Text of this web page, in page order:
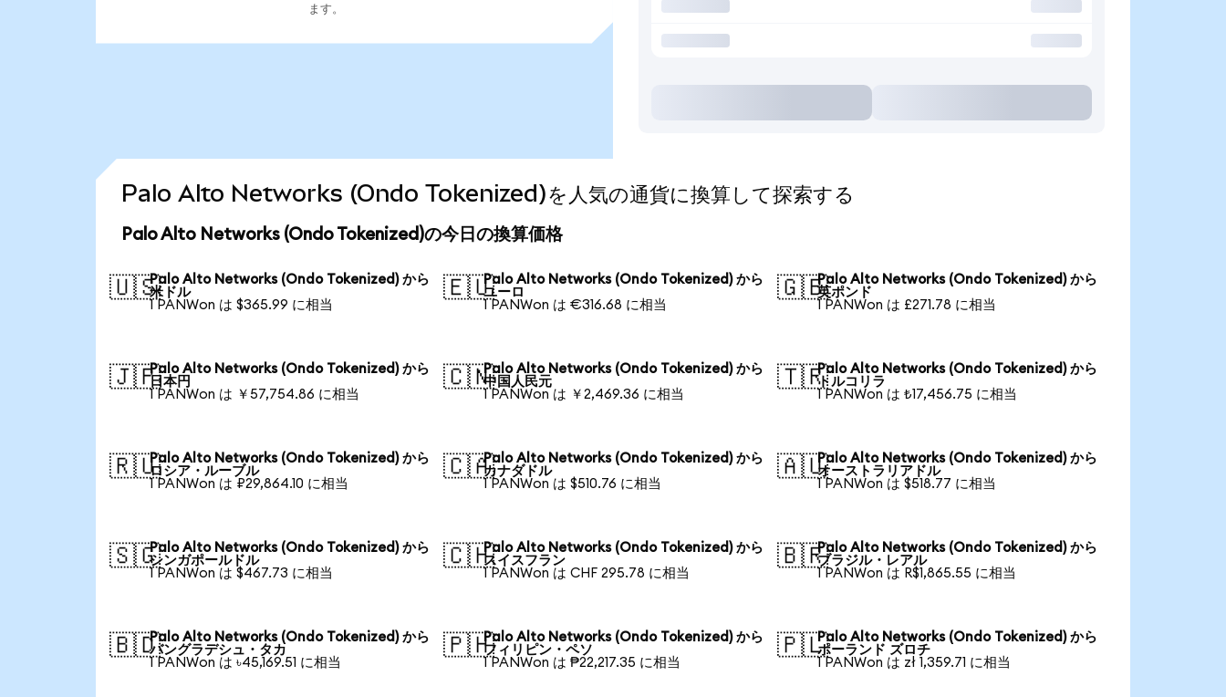
ます。
Palo Alto Networks (Ondo Tokenized)を人気の通貨に換算して探索する
Palo Alto Networks (Ondo Tokenized)の今日の換算価格
🇺🇸Palo Alto Networks (Ondo Tokenized) から
米ドル
1 PANWon は $365.99 に相当
🇪🇺Palo Alto Networks (Ondo Tokenized) から
ユーロ
1 PANWon は €316.68 に相当
🇬🇧Palo Alto Networks (Ondo Tokenized) から
英ポンド
1 PANWon は £271.78 に相当
🇯🇵Palo Alto Networks (Ondo Tokenized) から
日本円
1 PANWon は ￥57,754.86 に相当
🇨🇳Palo Alto Networks (Ondo Tokenized) から
中国人民元
1 PANWon は ￥2,469.36 に相当
🇹🇷Palo Alto Networks (Ondo Tokenized) から
トルコリラ
1 PANWon は ₺17,456.75 に相当
🇷🇺Palo Alto Networks (Ondo Tokenized) から
ロシア・ルーブル
1 PANWon は ₽29,864.10 に相当
🇨🇦Palo Alto Networks (Ondo Tokenized) から
カナダドル
1 PANWon は $510.76 に相当
🇦🇺Palo Alto Networks (Ondo Tokenized) から
オーストラリアドル
1 PANWon は $518.77 に相当
🇸🇬Palo Alto Networks (Ondo Tokenized) から
シンガポールドル
1 PANWon は $467.73 に相当
🇨🇭Palo Alto Networks (Ondo Tokenized) から
スイスフラン
1 PANWon は CHF 295.78 に相当
🇧🇷Palo Alto Networks (Ondo Tokenized) から
ブラジル・レアル
1 PANWon は R$1,865.55 に相当
🇧🇩Palo Alto Networks (Ondo Tokenized) から
バングラデシュ・タカ
1 PANWon は ৳45,169.51 に相当
🇵🇭Palo Alto Networks (Ondo Tokenized) から
フィリピン・ペソ
1 PANWon は ₱22,217.35 に相当
🇵🇱Palo Alto Networks (Ondo Tokenized) から
ポーランド ズロチ
1 PANWon は zł 1,359.71 に相当